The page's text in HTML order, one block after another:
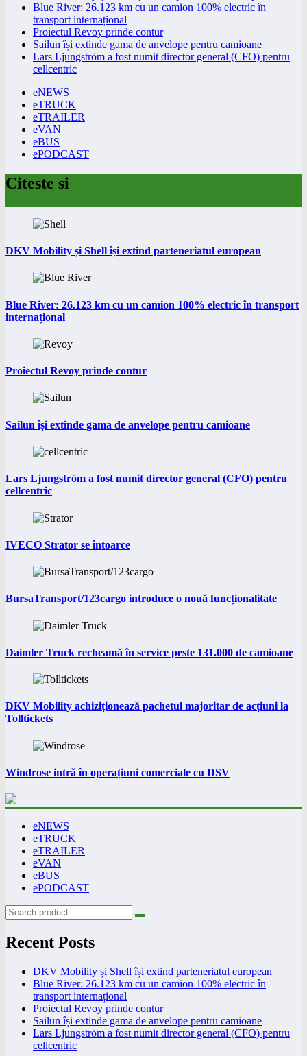
Blue River: 26.123 km cu un camion 100% electric în
transport internațional
Proiectul Revoy prinde contur
Sailun își extinde gama de anvelope pentru camioane
Lars Ljungström a fost numit director general (CFO) pentru
cellcentric
eNEWS
eTRUCK
eTRAILER
eVAN
eBUS
ePODCAST
Citeste si
DKV Mobility și Shell își extind parteneriatul european
Blue River: 26.123 km cu un camion 100% electric în transport
internațional
Proiectul Revoy prinde contur
Sailun își extinde gama de anvelope pentru camioane
Lars Ljungström a fost numit director general (CFO) pentru
cellcentric
IVECO Strator se întoarce
BursaTransport/123cargo introduce o nouă funcționalitate
Daimler Truck recheamă în service peste 131.000 de camioane
DKV Mobility achiziționează pachetul majoritar de acțiuni la
Tolltickets
Windrose intră în operațiuni comerciale cu DSV
eNEWS
eTRUCK
eTRAILER
eVAN
eBUS
ePODCAST
Recent Posts
DKV Mobility și Shell își extind parteneriatul european
Blue River: 26.123 km cu un camion 100% electric în
transport internațional
Proiectul Revoy prinde contur
Sailun își extinde gama de anvelope pentru camioane
Lars Ljungström a fost numit director general (CFO) pentru
cellcentric